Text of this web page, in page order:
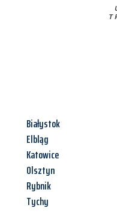
Białystok
Elbląg
Katowice
Olsztyn
Rybnik
Tychy